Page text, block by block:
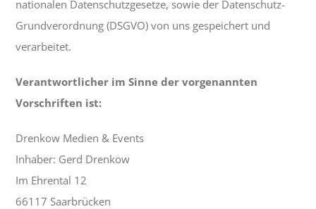
nationalen Datenschutzgesetze, sowie der Datenschutz-
Grundverordnung (DSGVO) von uns gespeichert und
verarbeitet.
Verantwortlicher im Sinne der vorgenannten
Vorschriften ist:
Drenkow Medien & Events
Inhaber: Gerd Drenkow
Im Ehrental 12
66117 Saarbrücken